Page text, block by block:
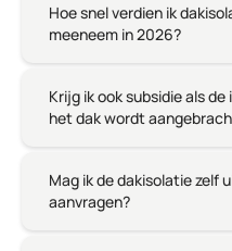
Hoe snel verdien ik
meeneem in 2026?
Krijg ik ook subsidie als
het dak wordt
Mag ik de dakisolatie zelf
aanvragen?